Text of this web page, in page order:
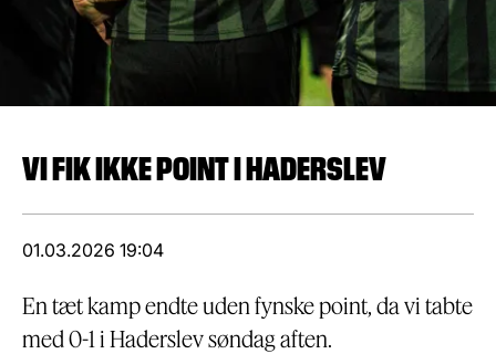
VI FIK IKKE POINT I HADERSLEV
01.03.2026 19:04
En tæt kamp endte uden fynske point, da vi tabte
med 0-1 i Haderslev søndag aften.